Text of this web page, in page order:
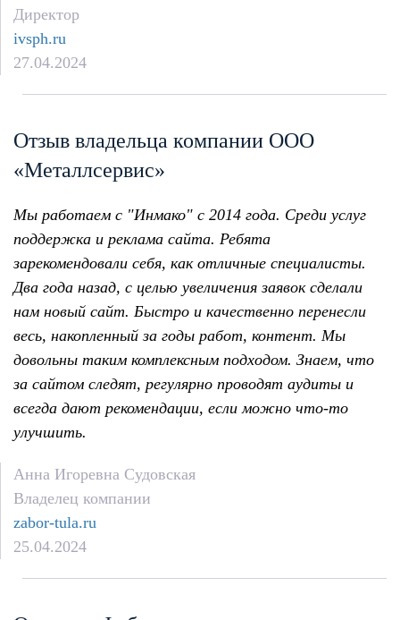
Директор
ivsph.ru
27.04.2024
Отзыв владельца компании ООО
«Металлсервис»
Мы работаем с "Инмако" с 2014 года. Среди услуг
поддержка и реклама сайта. Ребята
зарекомендовали себя, как отличные специалисты.
Два года назад, с целью увеличения заявок сделали
нам новый сайт. Быстро и качественно перенесли
весь, накопленный за годы работ, контент. Мы
довольны таким комплексным подходом. Знаем, что
за сайтом следят, регулярно проводят аудиты и
всегда дают рекомендации, если можно что-то
улучшить.
Анна Игоревна Судовская
Владелец компании
zabor-tula.ru
25.04.2024